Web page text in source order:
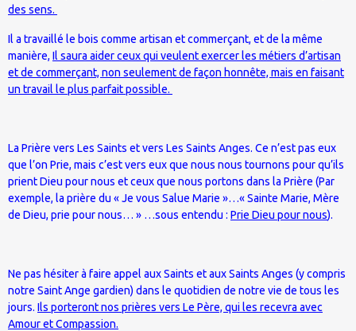
des sens.
Il a travaillé le bois comme artisan et commerçant, et de la même
manière, Il saura aider ceux qui veulent exercer les métiers d’artisan
et de commerçant, non seulement de façon honnête, mais en faisant
un travail le plus parfait possible.
La Prière vers Les Saints et vers Les Saints Anges. Ce n’est pas eux
que l’on Prie, mais c’est vers eux que nous nous tournons pour qu’ils
prient Dieu pour nous et ceux que nous portons dans la Prière (Par
exemple, la prière du « Je vous Salue Marie »…« Sainte Marie, Mère
de Dieu, prie pour nous… » …sous entendu : Prie Dieu pour nous).
Ne pas hésiter à faire appel aux Saints et aux Saints Anges (y compris
notre Saint Ange gardien) dans le quotidien de notre vie de tous les
jours. Ils porteront nos prières vers Le Père, qui les recevra avec
Amour et Compassion.